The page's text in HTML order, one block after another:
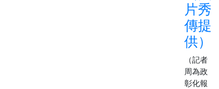
片秀
傳提
供）
（記者
周為政
彰化報